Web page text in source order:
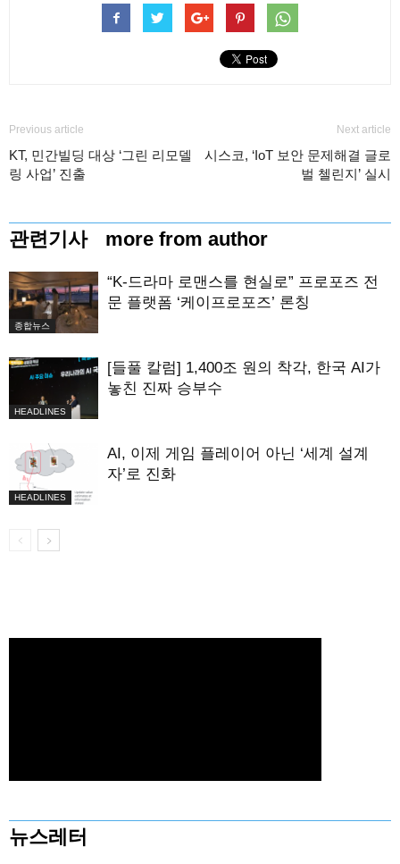
Previous article
KT, 민간빌딩 대상 ‘그린 리모델
링 사업’ 진출
Next article
시스코, ‘IoT 보안 문제해결 글로
벌 첼린지’ 실시
관련기사 more from author
종합뉴스
“K-드라마 로맨스를 현실로” 프로포즈 전
문 플랫폼 ‘케이프로포즈’ 론칭
HEADLINES
[들풀 칼럼] 1,400조 원의 착각, 한국 AI가
놓친 진짜 승부수
HEADLINES
AI, 이제 게임 플레이어 아닌 ‘세계 설계
자’로 진화
뉴스레터